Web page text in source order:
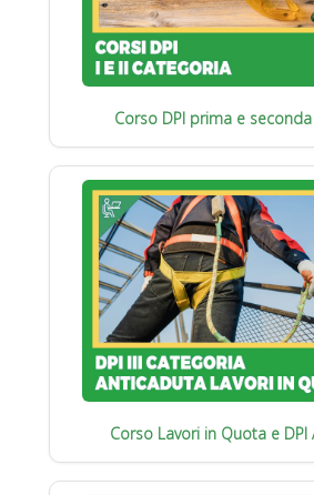
Corso DPI prima e
Corso Lavori in Quota e DPI